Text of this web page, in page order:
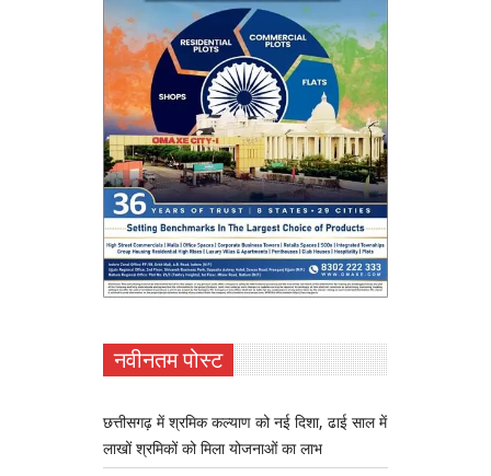
नवीनतम पोस्ट
छत्तीसगढ़ में श्रमिक कल्याण को नई दिशा, ढाई साल में
लाखों श्रमिकों को मिला योजनाओं का लाभ